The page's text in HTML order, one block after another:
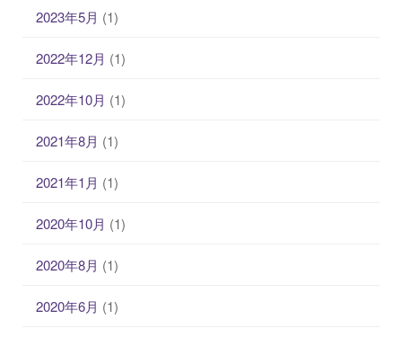
2023年5月 (1)
2022年12月 (1)
2022年10月 (1)
2021年8月 (1)
2021年1月 (1)
2020年10月 (1)
2020年8月 (1)
2020年6月 (1)